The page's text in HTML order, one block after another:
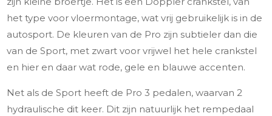
het type voor vloermontage, wat vrij gebruikelijk is in de
autosport. De kleuren van de Pro zijn subtieler dan die
van de Sport, met zwart voor vrijwel het hele crankstel
en hier en daar wat rode, gele en blauwe accenten.
Net als de Sport heeft de Pro 3 pedalen, waarvan 2
hydraulische dit keer. Dit zijn natuurlijk het rempedaal